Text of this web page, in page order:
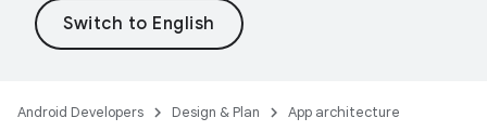
Android Developers Design & Plan App architecture